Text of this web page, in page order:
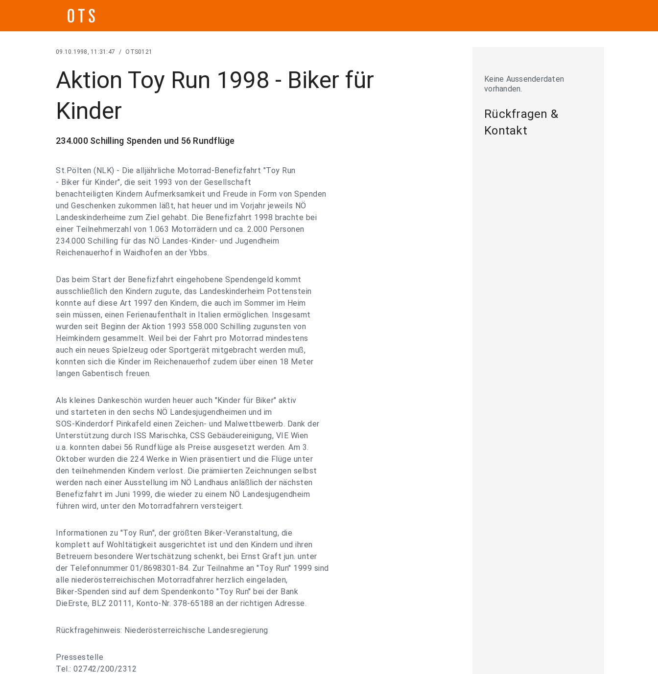
09.10.1998, 11:31:47 / OTS0121
Aktion Toy Run 1998 - Biker für
Kinder
234.000 Schilling Spenden und 56 Rundflüge
St.Pölten (NLK) - Die alljährliche Motorrad-Benefizfahrt "Toy Run
- Biker für Kinder", die seit 1993 von der Gesellschaft
benachteiligten Kindern Aufmerksamkeit und Freude in Form von Spenden
und Geschenken zukommen läßt, hat heuer und im Vorjahr jeweils NÖ
Landeskinderheime zum Ziel gehabt. Die Benefizfahrt 1998 brachte bei
einer Teilnehmerzahl von 1.063 Motorrädern und ca. 2.000 Personen
234.000 Schilling für das NÖ Landes-Kinder- und Jugendheim
Reichenauerhof in Waidhofen an der Ybbs.
Das beim Start der Benefizfahrt eingehobene Spendengeld kommt
ausschließlich den Kindern zugute, das Landeskinderheim Pottenstein
konnte auf diese Art 1997 den Kindern, die auch im Sommer im Heim
sein müssen, einen Ferienaufenthalt in Italien ermöglichen. Insgesamt
wurden seit Beginn der Aktion 1993 558.000 Schilling zugunsten von
Heimkindern gesammelt. Weil bei der Fahrt pro Motorrad mindestens
auch ein neues Spielzeug oder Sportgerät mitgebracht werden muß,
konnten sich die Kinder im Reichenauerhof zudem über einen 18 Meter
langen Gabentisch freuen.
Als kleines Dankeschön wurden heuer auch "Kinder für Biker" aktiv
und starteten in den sechs NÖ Landesjugendheimen und im
SOS-Kinderdorf Pinkafeld einen Zeichen- und Malwettbewerb. Dank der
Unterstützung durch ISS Marischka, CSS Gebäudereinigung, VIE Wien
u.a. konnten dabei 56 Rundflüge als Preise ausgesetzt werden. Am 3.
Oktober wurden die 224 Werke in Wien präsentiert und die Flüge unter
den teilnehmenden Kindern verlost. Die prämiierten Zeichnungen selbst
werden nach einer Ausstellung im NÖ Landhaus anläßlich der nächsten
Benefizfahrt im Juni 1999, die wieder zu einem NÖ Landesjugendheim
führen wird, unter den Motorradfahrern versteigert.
Informationen zu "Toy Run", der größten Biker-Veranstaltung, die
komplett auf Wohltätigkeit ausgerichtet ist und den Kindern und ihren
Betreuern besondere Wertschätzung schenkt, bei Ernst Graft jun. unter
der Telefonnummer 01/8698301-84. Zur Teilnahme an "Toy Run" 1999 sind
alle niederösterreichischen Motorradfahrer herzlich eingeladen,
Biker-Spenden sind auf dem Spendenkonto "Toy Run" bei der Bank
DieErste, BLZ 20111, Konto-Nr. 378-65188 an der richtigen Adresse.
Rückfragehinweis: Niederösterreichische Landesregierung
Pressestelle
Tel.: 02742/200/2312
Keine Aussenderdaten
vorhanden.
Rückfragen &
Kontakt